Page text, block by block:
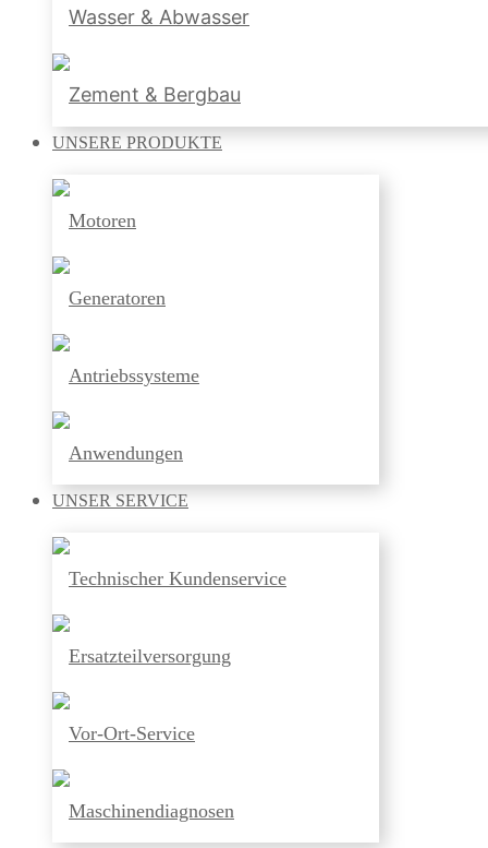
Wasser & Abwasser
Zement & Bergbau
UNSERE PRODUKTE
Motoren
Generatoren
Antriebssysteme
Anwendungen
UNSER SERVICE
Technischer Kundenservice
Ersatzteilversorgung
Vor-Ort-Service
Maschinendiagnosen